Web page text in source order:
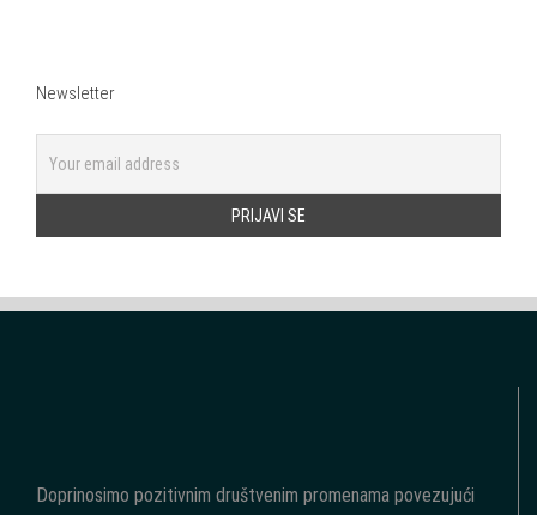
Newsletter
Doprinosimo pozitivnim društvenim promenama povezujući